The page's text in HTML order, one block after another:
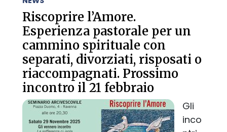
Riscoprire l’Amore.
Esperienza pastorale per un
cammino spirituale con
separati, divorziati, risposati o
riaccompagnati. Prossimo
incontro il 21 febbraio
Gli
inco